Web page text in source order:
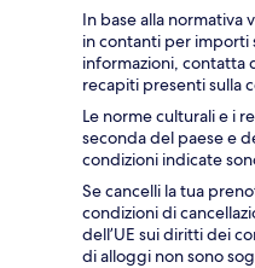
In base alla normativa
in contanti per importi
informazioni, contatta
recapiti presenti sulla
Le norme culturali e i
seconda del paese e
condizioni indicate
Se cancelli la tua
condizioni di
dell’UE sui diritti dei
di alloggi non sono